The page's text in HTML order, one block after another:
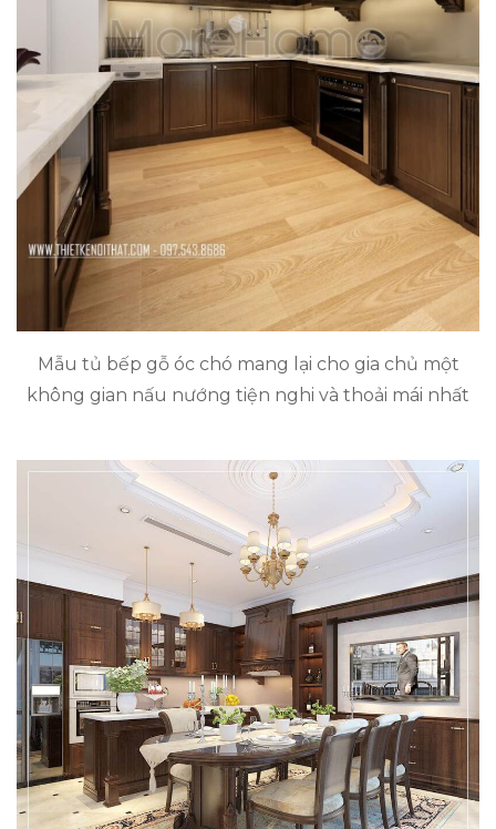
Mẫu tủ bếp gỗ óc chó mang lại cho gia chủ một
không gian nấu nướng tiện nghi và thoải mái nhất